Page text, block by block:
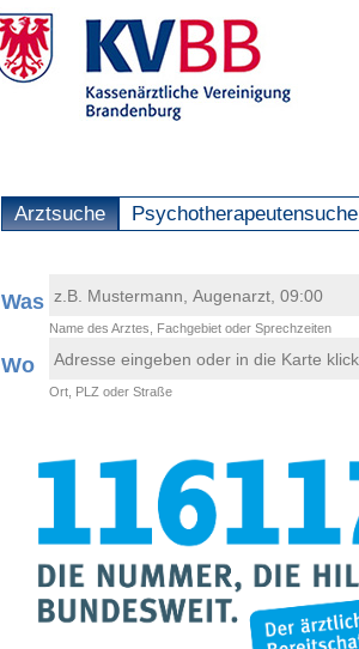
Arztsuche Psychotherapeutensuche
Was
Name des Arztes, Fachgebiet oder Sprechzeiten
Wo
Ort, PLZ oder Straße